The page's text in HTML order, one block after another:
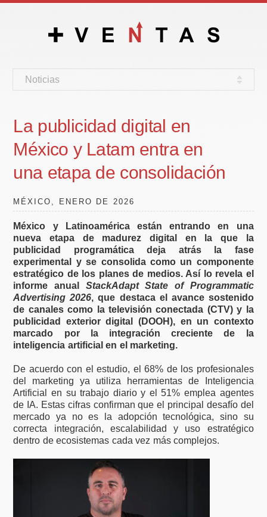
Noticias
La publicidad digital en
México y Latam entra en
una etapa de consolidación
MÉXICO, ENERO DE 2026
México y Latinoamérica están entrando en una
nueva etapa de madurez digital en la que la
publicidad programática deja atrás la fase
experimental y se consolida como un componente
estratégico de los planes de medios. Así lo revela el
informe anual StackAdapt State of Programmatic
Advertising 2026, que destaca el avance sostenido
de canales como la televisión conectada (CTV) y la
publicidad exterior digital (DOOH), en un contexto
marcado por la integración creciente de la
inteligencia artificial en el marketing.
De acuerdo con el estudio, el 68% de los profesionales
del marketing ya utiliza herramientas de Inteligencia
Artificial en su trabajo diario y el 51% emplea agentes
de IA. Estas cifras confirman que el principal desafío del
mercado ya no es la adopción tecnológica, sino su
correcta integración, escalabilidad y uso estratégico
dentro de ecosistemas cada vez más complejos.